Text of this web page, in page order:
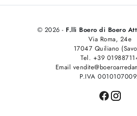
© 2026 - F.lli Boero di Boero
Via Roma, 24e
17047 Quiliano
Tel. +39
Email
P.IVA